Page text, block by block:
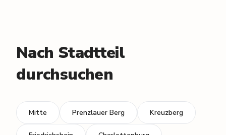
Nach Stadtteil
durchsuchen
Mitte Prenzlauer Berg Kreuzberg